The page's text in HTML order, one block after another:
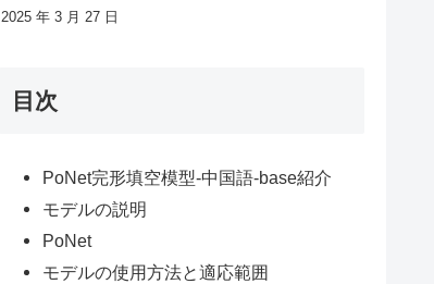
2025 年 3 月 27 日
目次
PoNet完形填空模型-中国語-base紹介
モデルの説明
PoNet
モデルの使用方法と適応範囲